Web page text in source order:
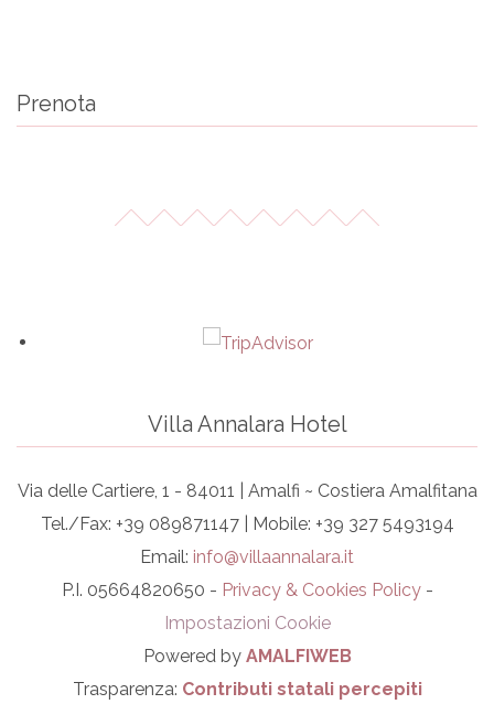
Prenota
Villa Annalara Hotel
Via delle Cartiere, 1 - 84011 | Amalfi ~ Costiera Amalfitana
Tel./Fax: +39 089871147 | Mobile: +39 327 5493194
Email: info@villaannalara.it
P.I. 05664820650 - Privacy & Cookies Policy-
Impostazioni Cookie
Powered by AMALFIWEB
Trasparenza: Contributi statali percepiti